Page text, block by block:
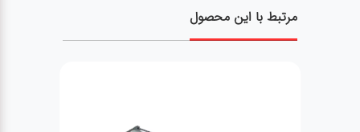
مرتبط با این محصول